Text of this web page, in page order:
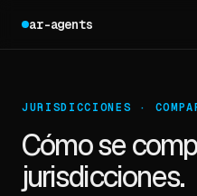
ar-agents
JURISDICCIONES ·
Cómo se
jurisdicciones.